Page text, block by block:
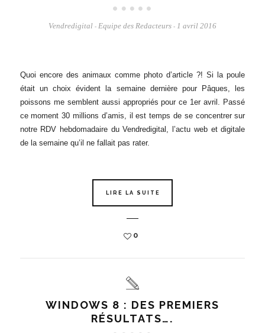
Vendredigital - Equipe des Redacteurs - 1 avril 2016
Quoi encore des animaux comme photo d’article ?! Si la poule
était un choix évident la semaine dernière pour Pâques, les
poissons me semblent aussi appropriés pour ce 1er avril. Passé
ce moment 30 millions d’amis, il est temps de se concentrer sur
notre RDV hebdomadaire du Vendredigital, l’actu web et digitale
de la semaine qu’il ne fallait pas rater.
LIRE LA SUITE
0
WINDOWS 8 : DES PREMIERS
RÉSULTATS….